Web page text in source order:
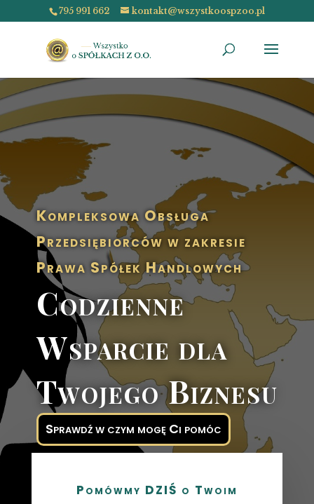
795 991 662 kontakt@wszystkoospzoo.pl
Kompleksowa Obsługa
Przedsiębiorców w zakresie
Prawa Spółek Handlowych
Codzienne
Wsparcie dla
Twojego Biznesu
Sprawdź w czym mogę Ci pomóc
Pomówmy DZIŚ o Twoim